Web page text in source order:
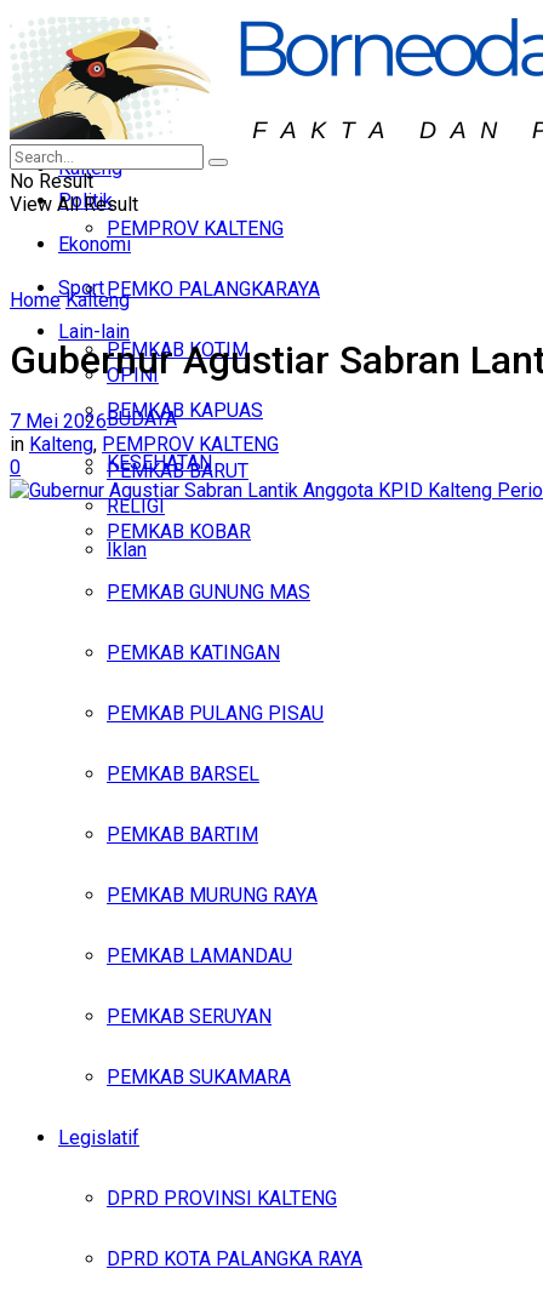
KALBAR
KALTIM
KALTARA
Nasional
Politik
Ekonomi
Sport
Lain-lain
OPINI
BUDAYA
KESEHATAN
RELIGI
Iklan
Headline
Hukum & Peristiwa
Kalteng
PEMPROV KALTENG
PEMKO PALANGKARAYA
PEMKAB KOTIM
PEMKAB KAPUAS
PEMKAB BARUT
PEMKAB KOBAR
PEMKAB GUNUNG MAS
PEMKAB KATINGAN
PEMKAB PULANG PISAU
PEMKAB BARSEL
PEMKAB BARTIM
PEMKAB MURUNG RAYA
PEMKAB LAMANDAU
PEMKAB SERUYAN
PEMKAB SUKAMARA
Legislatif
DPRD PROVINSI KALTENG
DPRD KOTA PALANGKA RAYA
No Result
View All Result
Home Kalteng
Gubernur Agustiar Sabran
7 Mei 2026
in Kalteng, PEMPROV KALTENG
0